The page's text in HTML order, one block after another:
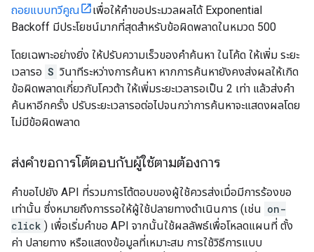
ถอยแบบทวีคูณ
เพื่อให้คำขอประมวลผลได้ Exponential
Backoff มีประโยชน์มากที่สุดสำหรับข้อผิดพลาดในหมวด 500
โดยเฉพาะอย่างยิ่ง ให้ปรับความเร็วของคำค้นหา ในโค้ด ให้เพิ่ม ระยะ
เวลารอ S วินาทีระหว่างการค้นหา หากการค้นหายังคงส่งผลให้เกิด
ข้อผิดพลาดเกี่ยวกับโควต้า ให้เพิ่มระยะเวลารอเป็น 2 เท่า แล้วส่งคำ
ค้นหาอีกครั้ง ปรับระยะเวลารอต่อไปจนกว่าการค้นหาจะแสดงผลโดย
ไม่มีข้อผิดพลาด
ส่งคำขอการโต้ตอบกับผู้ใช้ตามต้องการ
คำขอไปยัง API ที่รวมการโต้ตอบของผู้ใช้ควรส่งเมื่อมีการร้องขอ
เท่านั้น ซึ่งหมายถึงการรอให้ผู้ใช้ปลายทางดำเนินการ (เช่น on-
click ) เพื่อเริ่มคำขอ API จากนั้นใช้ผลลัพธ์เพื่อโหลดแผนที่ ตั้ง
ค่า ปลายทาง หรือแสดงข้อมูลที่เหมาะสม การใช้วิธีการแบบ